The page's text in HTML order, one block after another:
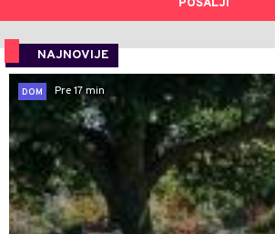
POŠALJI
NAJNOVIJE
DOM
Pre 17 min